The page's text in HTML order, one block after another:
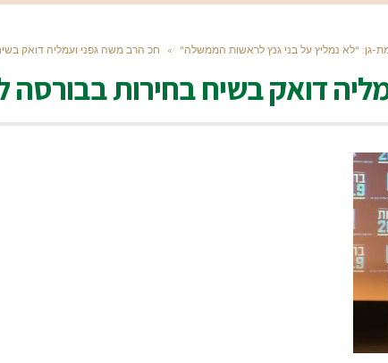
גן: "לא נמליץ על בני גנץ לראשות הממשלה" » חכ הרב משה גפני ועמליה דואק
דואק בשיח בחירות בבורסה